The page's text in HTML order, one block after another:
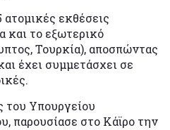
ατομικές εκθέσεις
και το εξωτερικό
Τουρκία), αποσπώντας
έχει συμμετάσχει σε
του Υπουργείου
παρουσίασε στο Κάϊρο την